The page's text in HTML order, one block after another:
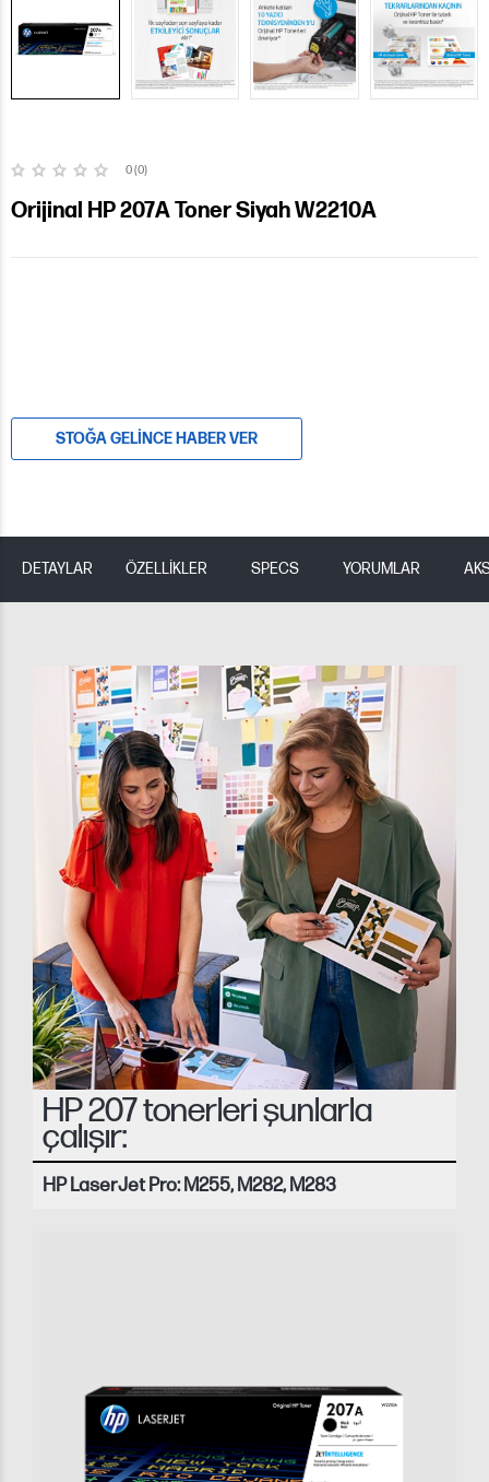
0 (0)
Orijinal HP 207A Toner Siyah W2210A
STOĞA GELINCE HABER VER
DETAYLAR ÖZELLİKLER SPECS YORUMLAR
HP 207 tonerleri şunlarla
çalışır:
HP LaserJet Pro: M255, M282, M283